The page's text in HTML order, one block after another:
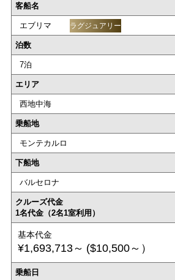
客船名
エブリマ ラグジュアリー
泊数
7泊
エリア
西地中海
乗船地
モンテカルロ
下船地
バルセロナ
クルーズ代金
1名代金（2名1室利用）
基本代金
¥1,693,713～ ($10,500～）
乗船日